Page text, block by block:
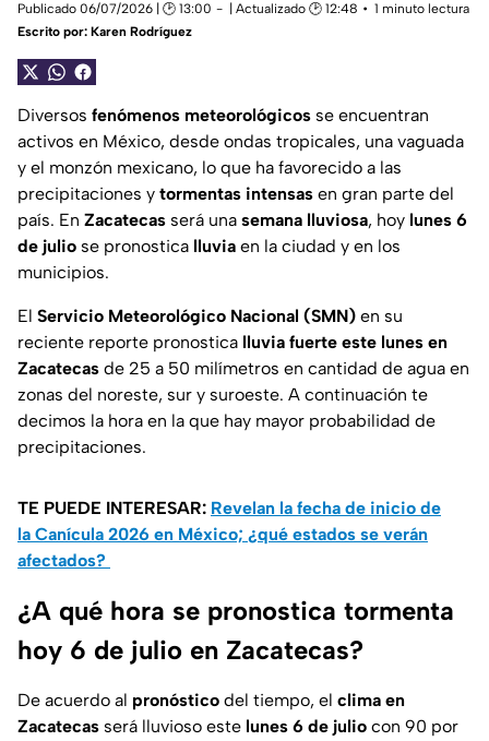
Publicado 06/07/2026 | 🕑 13:00 | Actualizado 🕑 12:48
1 minuto lectura
Escrito por: Karen Rodríguez
Diversos fenómenos meteorológicos se encuentran
activos en México, desde ondas tropicales, una vaguada
y el monzón mexicano, lo que ha favorecido a las
precipitaciones y tormentas intensas en gran parte del
país. En Zacatecas será una semana lluviosa, hoy lunes 6
de julio se pronostica lluvia en la ciudad y en los
municipios.
El Servicio Meteorológico Nacional (SMN) en su
reciente reporte pronostica lluvia fuerte este lunes en
Zacatecas de 25 a 50 milímetros en cantidad de agua en
zonas del noreste, sur y suroeste. A continuación te
decimos la hora en la que hay mayor probabilidad de
precipitaciones.
TE PUEDE INTERESAR: Revelan la fecha de inicio de
la Canícula 2026 en México; ¿qué estados se verán
afectados?
¿A qué hora se pronostica tormenta
hoy 6 de julio en Zacatecas?
De acuerdo al pronóstico del tiempo, el clima en
Zacatecas será lluvioso este lunes 6 de julio con 90 por